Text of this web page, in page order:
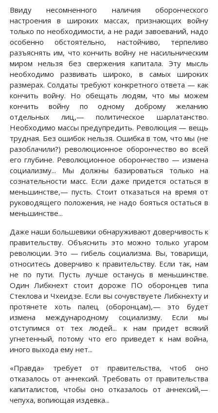
Ввиду несомненного наличия оборонческого
настроения в широких массах, признающих войну
только по необходимости, а не ради завоеваний, надо
особенно обстоятельно, настойчиво, терпеливо
разъяснять им, что кончить войну не насильническим
миром нельзя без свержения капитала. Эту мысль
необходимо развивать широко, в самых широких
размерах. Солдаты требуют конкретного ответа — как
кончить войну. Но обещать людям, что мы можем
кончить войну по одному доброму желанию
отдельных лиц,— политическое шарлатанство.
Необходимо массы предупредить. Революция — вещь
трудная. Без ошибок нельзя. Ошибка в том, что мы (не
разоблачили?) революционное оборончество во всей
его глубине. Революционное оборончество — измена
социализму... Мы должны базироваться только на
сознательности масс. Если даже придется остаться в
меньшинстве,— пусть. Стоит отказаться на время от
руководящего положения, не надо бояться остаться в
меньшинстве...
Даже наши большевики обнаруживают доверчивость к
правительству. Объяснить это можно только угаром
революции. Это — гибель социализма. Вы, товарищи,
относитесь доверчиво к правительству. Если так, нам
не по пути. Пусть лучше останусь в меньшинстве.
Один Либкнехт стоит дороже ПО оборонцев типа
Стеклова и Чхеидзе. Если вы сочувствуете Либкнехту и
протянете хоть палец (оборонцам),— это будет
измена международному социализму. Если мы
отступимся от тех людей... к нам придет всякий
угнетенный, потому что его приведет к нам война,
иного выхода ему нет...
«Правда» требует от правительства, чтоб оно
отказалось от аннексий. Требовать от правительства
капиталистов, чтобы оно отказалось от аннексий,—
чепуха, вопиющая издевка...